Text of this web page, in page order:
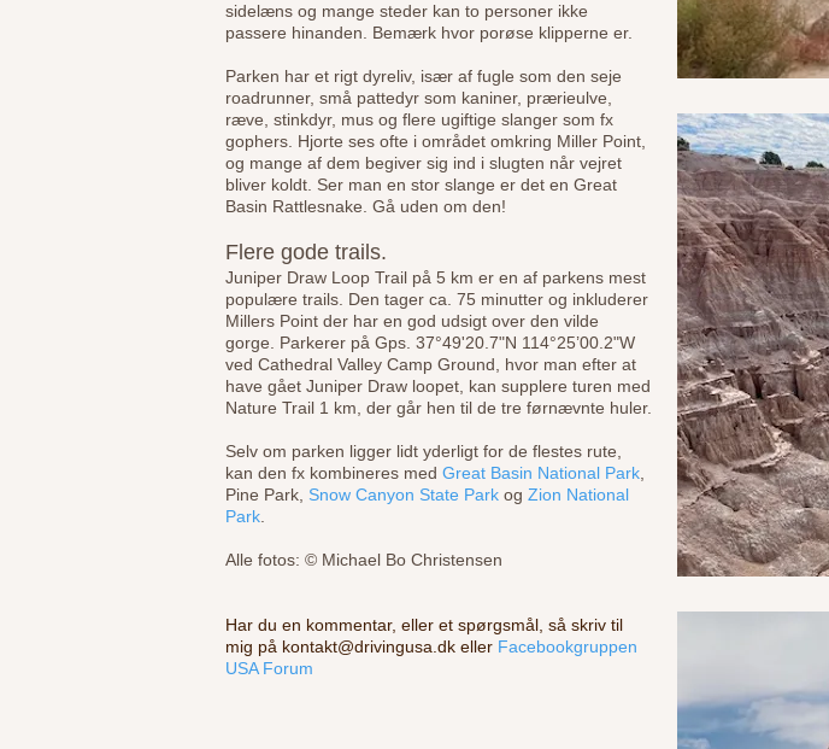
sidelæns og mange steder kan to personer ikke
passere hinanden. Bemærk hvor porøse klipperne er.
Parken har et rigt dyreliv, især af fugle som den seje
roadrunner, små pattedyr som kaniner, prærieulve,
ræve, stinkdyr, mus og flere ugiftige slanger som fx
gophers. Hjorte ses ofte i området omkring Miller Point,
og mange af dem begiver sig ind i slugten når vejret
bliver koldt. Ser man en stor slange er det en Great
Basin Rattlesnake. Gå uden om den!
Flere gode trails.
Juniper Draw Loop Trail på 5 km er en af parkens mest
populære trails. Den tager ca. 75 minutter og inkluderer
Millers Point der har en god udsigt over den vilde
gorge. Parkerer på Gps. 37°49'20.7"N 114°25’00.2"W
ved Cathedral Valley Camp Ground, hvor man efter at
have gået Juniper Draw loopet, kan supplere turen med
Nature Trail 1 km, der går hen til de tre førnævnte huler.
Selv om parken ligger lidt yderligt for de flestes rute,
kan den fx kombineres med Great Basin National Park
Pine Park, Snow Canyon State Park og Zion National
Park
Alle fotos: © Michael Bo Christensen
Har du en kommentar, eller et spørgsmål, så skriv til
mig på kontakt@drivingusa.dk eller Facebookgruppen
USA Forum